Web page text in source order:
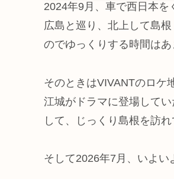
2024年9月、車で西日本を
広島と巡り、北上して島
のでゆっくりする時間はあ
そのときはVIVANTのロ
江城がドラマに登場して
して、じっくり島根を訪
そして2026年7月、いよい